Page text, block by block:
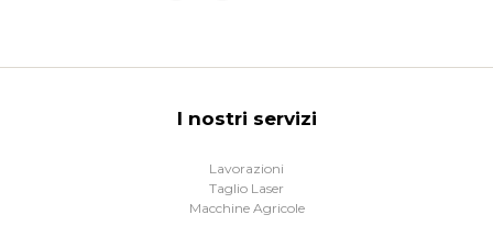
I nostri servizi
Lavorazioni
Taglio Laser
Macchine Agricole